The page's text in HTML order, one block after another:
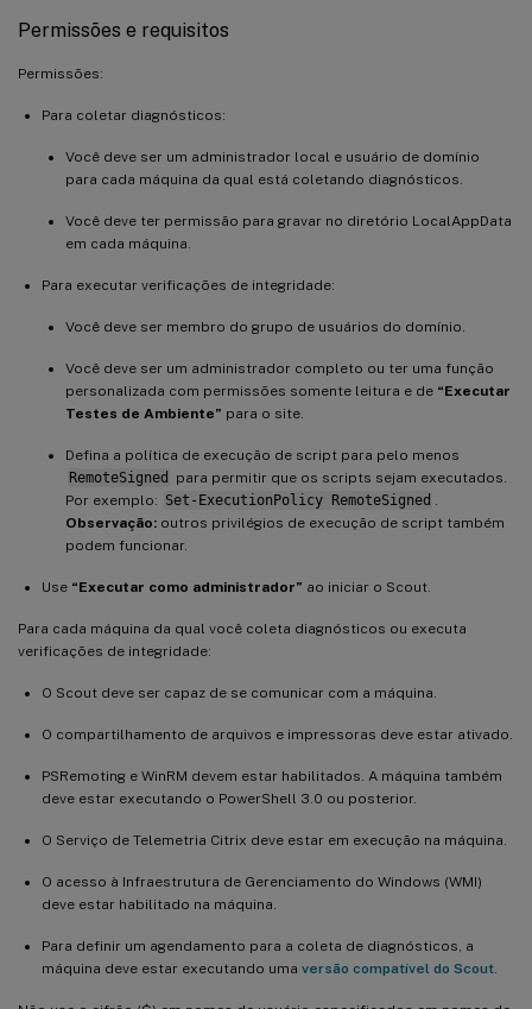
Permissões e requisitos
Permissões:
Para coletar diagnósticos:
Você deve ser um administrador local e usuário de domínio
para cada máquina da qual está coletando diagnósticos.
Você deve ter permissão para gravar no diretório LocalAppData
em cada máquina.
Para executar verificações de integridade:
Você deve ser membro do grupo de usuários do domínio.
Você deve ser um administrador completo ou ter uma função
personalizada com permissões somente leitura e de “Executar
Testes de Ambiente” para o site.
Defina a política de execução de script para pelo menos
RemoteSigned
para permitir que os scripts sejam executados.
Por exemplo: Set-ExecutionPolicy RemoteSigned
Observação: outros privilégios de execução de script também
podem funcionar.
Use “Executar como administrador” ao iniciar o Scout.
Para cada máquina da qual você coleta diagnósticos ou executa
verificações de integridade:
O Scout deve ser capaz de se comunicar com a máquina.
O compartilhamento de arquivos e impressoras deve estar ativado.
PSRemoting e WinRM devem estar habilitados. A máquina também
deve estar executando o PowerShell 3.0 ou posterior.
O Serviço de Telemetria Citrix deve estar em execução na máquina.
O acesso à Infraestrutura de Gerenciamento do Windows (WMI)
deve estar habilitado na máquina.
Para definir um agendamento para a coleta de diagnósticos, a
máquina deve estar executando uma versão compatível do Scout